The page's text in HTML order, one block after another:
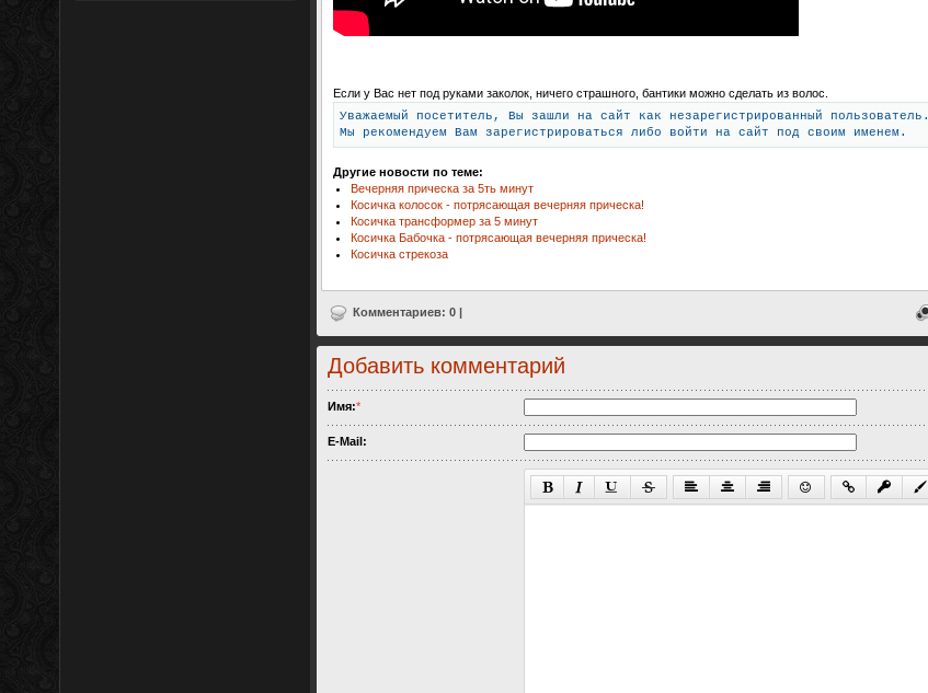
Если у Вас нет под руками заколок, ничего страшного, бантики можно сделать из волос.
Уважаемый посетитель, Вы зашли на сайт как незарегистрированный пользователь.
Мы рекомендуем Вам зарегистрироваться либо войти на сайт под своим именем.
Другие новости по теме:
Вечерняя прическа за 5ть минут
Косичка колосок - потрясающая вечерняя прическа!
Косичка трансформер за 5 минут
Косичка Бабочка - потрясающая вечерняя прическа!
Косичка стрекоза
Комментариев: 0 |
Добавить комментарий
Имя:*
E-Mail: